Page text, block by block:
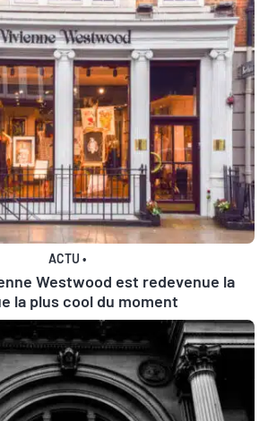
ACTU •
Westwood est redevenue la
la plus cool du moment